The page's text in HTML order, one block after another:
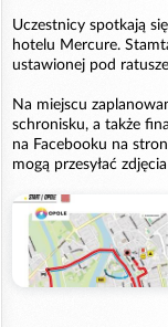
Uczestnicy spotkają
hotelu Mercure.
ustawionej pod
Na miejscu
schronisku, a także
na Facebooku na
mogą przesyłać